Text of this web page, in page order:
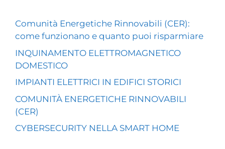
Comunità Energetiche Rinnovabili (CER):
come funzionano e quanto puoi risparmiare
INQUINAMENTO ELETTROMAGNETICO
DOMESTICO
IMPIANTI ELETTRICI IN EDIFICI STORICI
COMUNITÀ ENERGETICHE RINNOVABILI
(CER)
CYBERSECURITY NELLA SMART HOME